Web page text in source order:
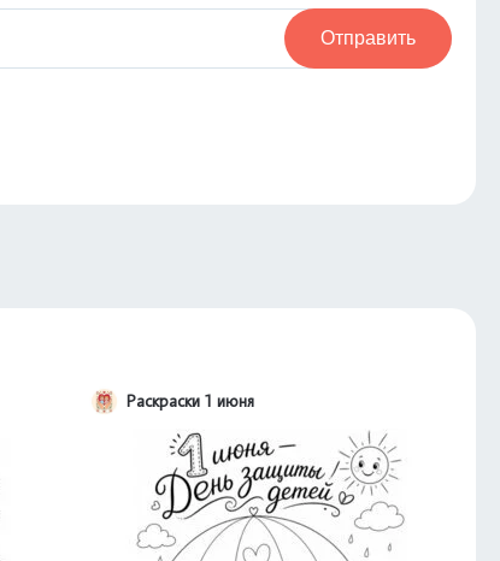
Отправить
Раскраски 1 июня